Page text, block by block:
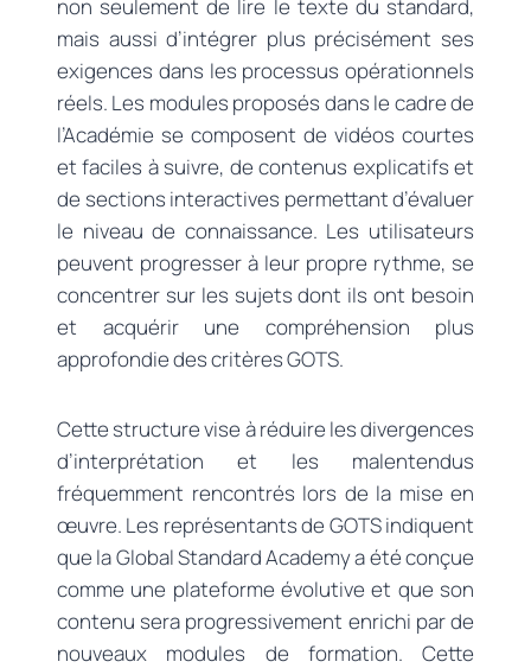
non seulement de lire le texte du standard,
mais aussi d’intégrer plus précisément ses
exigences dans les processus opérationnels
réels. Les modules proposés dans le cadre de
l’Académie se composent de vidéos courtes
et faciles à suivre, de contenus explicatifs et
de sections interactives permettant d’évaluer
le niveau de connaissance. Les utilisateurs
peuvent progresser à leur propre rythme, se
concentrer sur les sujets dont ils ont besoin
et acquérir une compréhension plus
approfondie des critères GOTS.
Cette structure vise à réduire les divergences
d’interprétation et les malentendus
fréquemment rencontrés lors de la mise en
œuvre. Les représentants de GOTS indiquent
que la Global Standard Academy a été conçue
comme une plateforme évolutive et que son
contenu sera progressivement enrichi par de
nouveaux modules de formation. Cette